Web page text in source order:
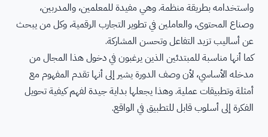
واستخدامه بطريقة منظمة. وهي مفيدة للمعلمين، والمدربين،
وصناع المحتوى، والعاملين في تطوير التجارب الرقمية، وكل من يبحث
عن أساليب تزيد التفاعل وتحسن المشاركة.
كما أنها مناسبة للمبتدئين الذين يرغبون في دخول هذا المجال من
مدخله الأساسي، لأن وصف الدورة يشير إلى أنها تقدم المفهوم مع
أمثلة وتطبيقات عملية. وهذا يجعلها بداية جيدة لفهم كيفية تحويل
الفكرة إلى أسلوب قابل للتطبيق في الواقع.